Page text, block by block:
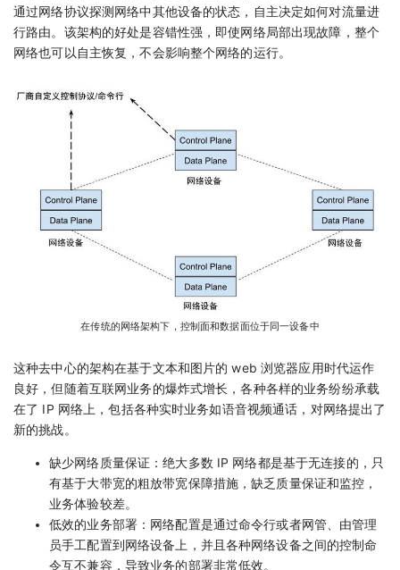
通过网络协议探测网络中其他设备的状态，自主决定如何对流量进
行路由。该架构的好处是容错性强，即使网络局部出现故障，整个
网络也可以自主恢复，不会影响整个网络的运行。
在传统的网络架构下，控制面和数据面位于同一设备中
这种去中心的架构在基于文本和图片的 web 浏览器应用时代运作
良好，但随着互联网业务的爆炸式增长，各种各样的业务纷纷承载
在了 IP 网络上，包括各种实时业务如语音视频通话，对网络提出了
新的挑战。
缺少网络质量保证：绝大多数 IP 网络都是基于无连接的，只
有基于大带宽的粗放带宽保障措施，缺乏质量保证和监控，
业务体验较差。
低效的业务部署：网络配置是通过命令行或者网管、由管理
员手工配置到网络设备上，并且各种网络设备之间的控制命
令互不兼容，导致业务的部署非常低效。